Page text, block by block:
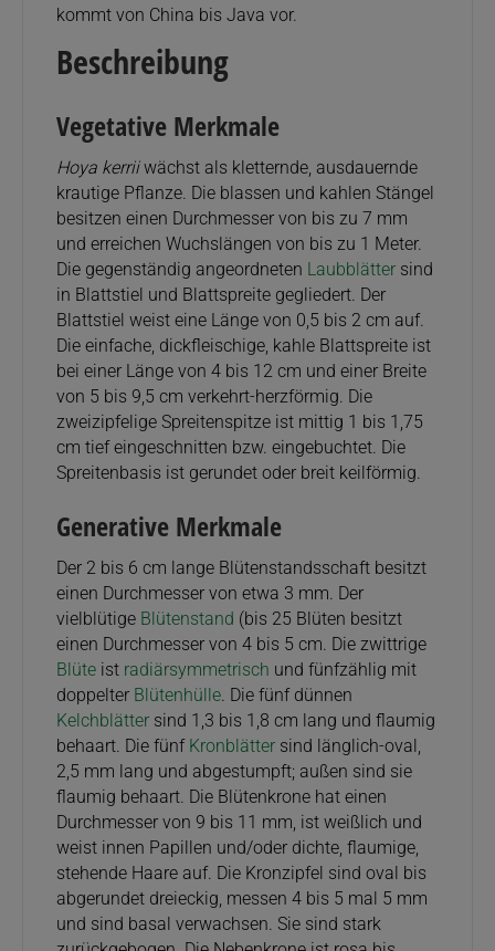
kommt von China bis Java vor.
Beschreibung
Vegetative Merkmale
Hoya kerriiwächst als kletternde, ausdauernde
krautige Pflanze. Die blassen und kahlen Stängel
besitzen einen Durchmesser von bis zu 7 mm
und erreichen Wuchslängen von bis zu 1 Meter.
Die gegenständig angeordneten Laubblätter sind
in Blattstiel und Blattspreite gegliedert. Der
Blattstiel weist eine Länge von 0,5 bis 2 cm auf.
Die einfache, dickfleischige, kahle Blattspreite ist
bei einer Länge von 4 bis 12 cm und einer Breite
von 5 bis 9,5 cm verkehrt-herzförmig. Die
zweizipfelige Spreitenspitze ist mittig 1 bis 1,75
cm tief eingeschnitten bzw. eingebuchtet. Die
Spreitenbasis ist gerundet oder breit keilförmig.
Generative Merkmale
Der 2 bis 6 cm lange Blütenstandsschaft besitzt
einen Durchmesser von etwa 3 mm. Der
vielblütige Blütenstand (bis 25 Blüten besitzt
einen Durchmesser von 4 bis 5 cm. Die zwittrige
Blüte ist radiärsymmetrisch und fünfzählig mit
doppelter Blütenhülle . Die fünf dünnen
Kelchblätter sind 1,3 bis 1,8 cm lang und flaumig
behaart. Die fünf Kronblätter sind länglich-oval,
2,5 mm lang und abgestumpft; außen sind sie
flaumig behaart. Die Blütenkrone hat einen
Durchmesser von 9 bis 11 mm, ist weißlich und
weist innen Papillen und/oder dichte, flaumige,
stehende Haare auf. Die Kronzipfel sind oval bis
abgerundet dreieckig, messen 4 bis 5 mal 5 mm
und sind basal verwachsen. Sie sind stark